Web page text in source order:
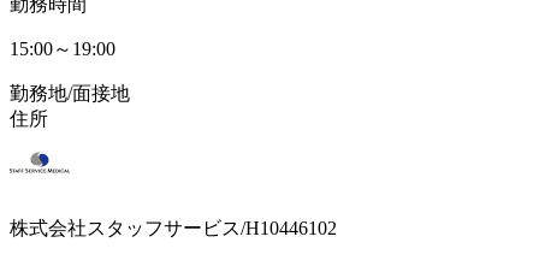
15:00～19:00
勤務地/面接地
住所
株式会社スタッフサービス/H10446102